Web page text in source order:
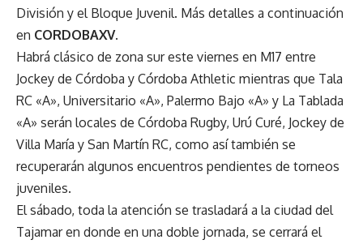
División y el Bloque Juvenil. Más detalles a continuación
en CORDOBAXV.
Habrá clásico de zona sur este viernes en M17 entre
Jockey de Córdoba y Córdoba Athletic mientras que Tala
RC «A», Universitario «A», Palermo Bajo «A» y La Tablada
«A» serán locales de Córdoba Rugby, Urú Curé, Jockey de
Villa María y San Martín RC, como así también se
recuperarán algunos encuentros pendientes de torneos
juveniles.
El sábado, toda la atención se trasladará a la ciudad del
Tajamar en donde en una doble jornada, se cerrará el